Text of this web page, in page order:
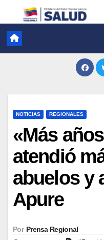
NOTICIAS REGIONALES
«Más
atendió
abuelos y
Apure
Por Prensa Regional